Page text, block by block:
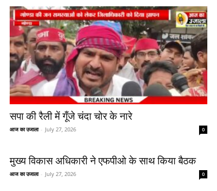
सपा की रैली में गूँजे चंदा चोर के नारे
आज का उजाला - July 27, 2026 0
मुख्य विकास अधिकारी ने एफपीओ के साथ किया बैठक
आज का उजाला - July 27, 2026 0